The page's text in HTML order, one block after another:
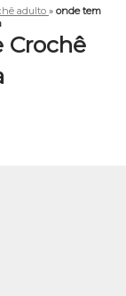
adulto » onde tem
Crochê